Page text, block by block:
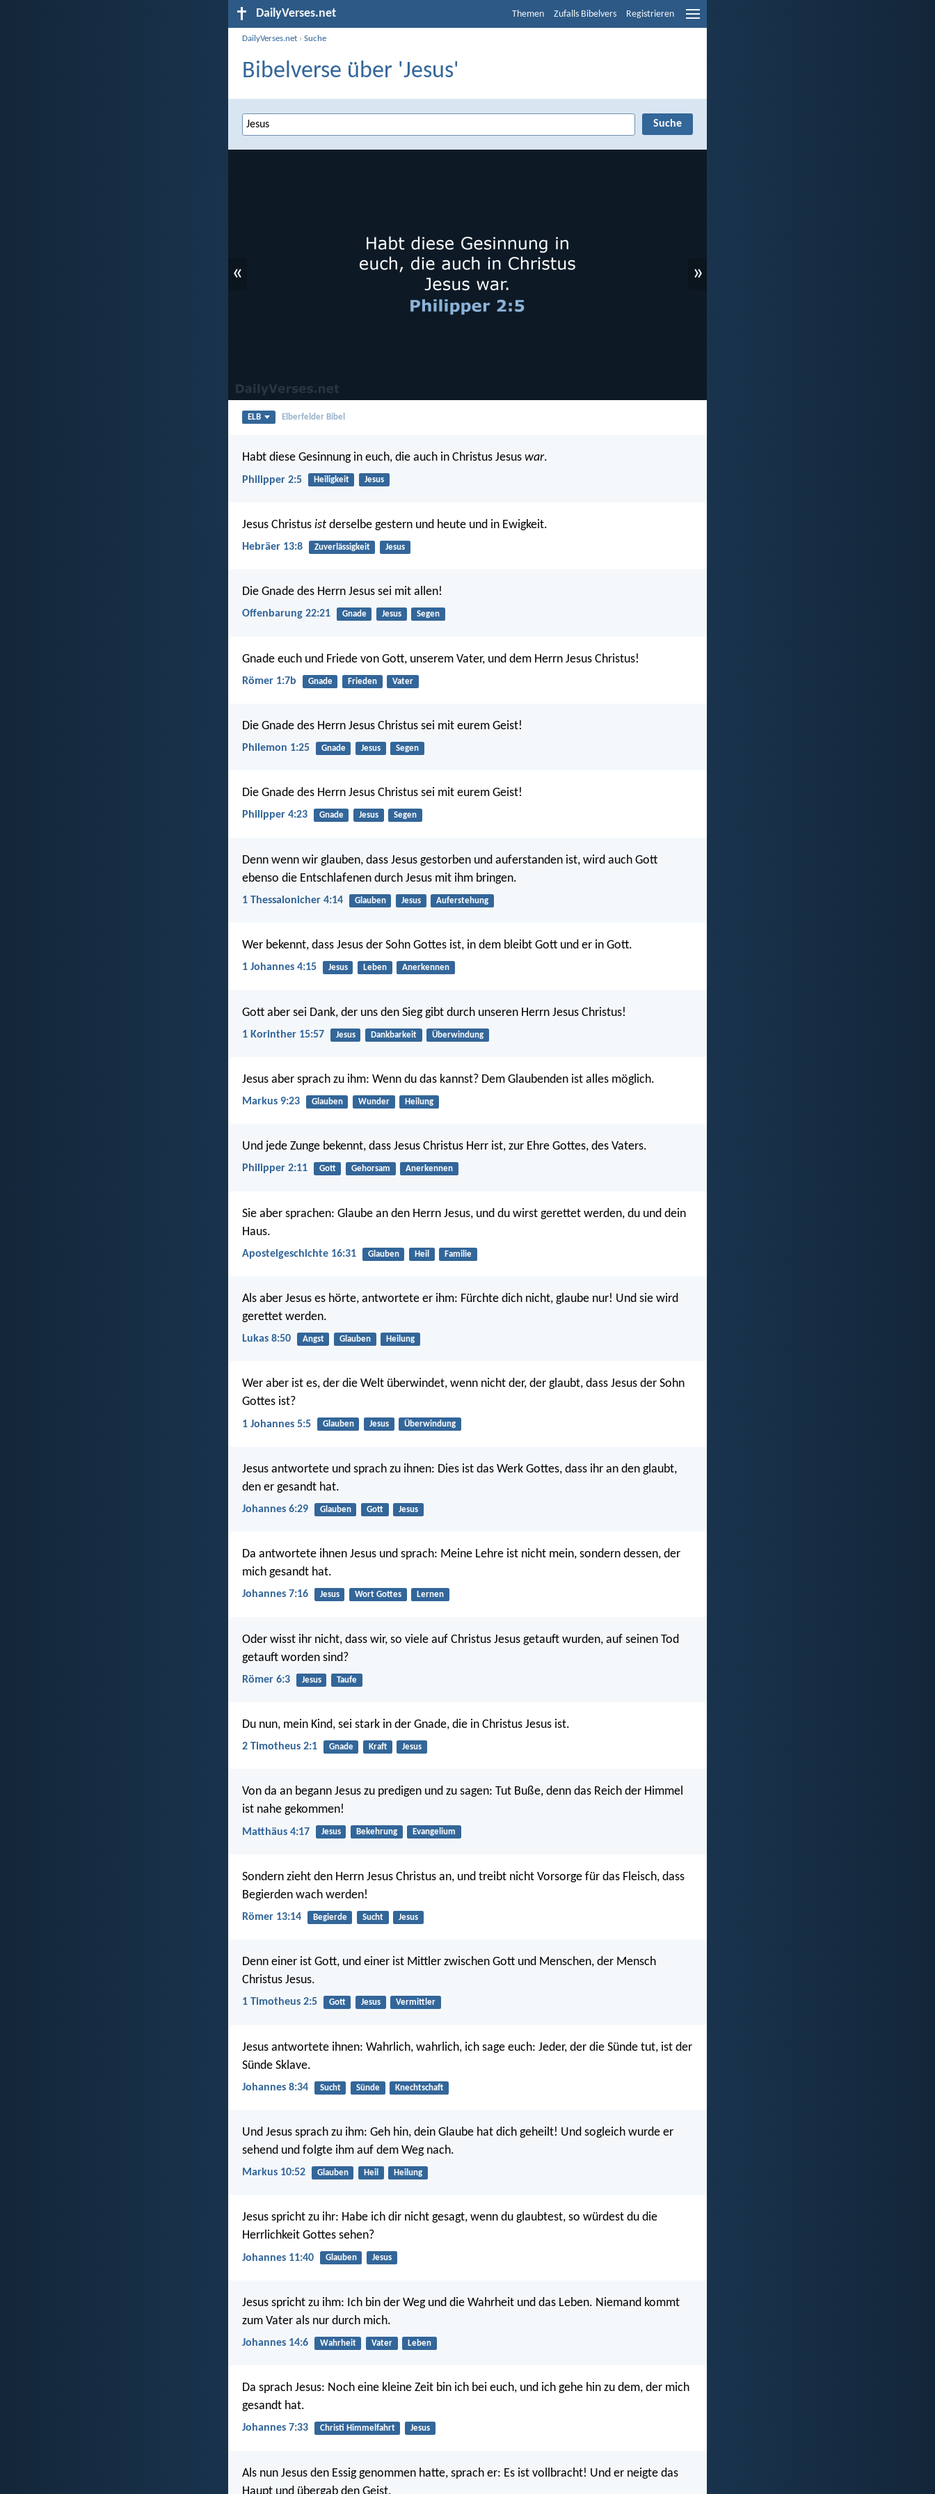
DailyVerses.net Themen Zufalls Bibelvers Registrieren
DailyVerses.net ›Suche
Bibelverse über 'Jesus'
« »
ELB Elberfelder Bibel
Habt diese Gesinnung in euch, die auch in Christus Jesus war.
Philipper 2:5 Heiligkeit Jesus
Jesus Christus ist derselbe gestern und heute und in Ewigkeit.
Hebräer 13:8 Zuverlässigkeit Jesus
Die Gnade des Herrn Jesus sei mit allen!
Offenbarung 22:21 Gnade Jesus Segen
Gnade euch und Friede von Gott, unserem Vater, und dem Herrn Jesus Christus!
Römer 1:7b Gnade Frieden Vater
Die Gnade des Herrn Jesus Christus sei mit eurem Geist!
Philemon 1:25 Gnade Jesus Segen
Die Gnade des Herrn Jesus Christus sei mit eurem Geist!
Philipper 4:23 Gnade Jesus Segen
Denn wenn wir glauben, dass Jesus gestorben und auferstanden ist, wird auch Gott
ebenso die Entschlafenen durch Jesus mit ihm bringen.
1 Thessalonicher 4:14 Glauben Jesus Auferstehung
Wer bekennt, dass Jesus der Sohn Gottes ist, in dem bleibt Gott und er in Gott.
1 Johannes 4:15 Jesus Leben Anerkennen
Gott aber sei Dank, der uns den Sieg gibt durch unseren Herrn Jesus Christus!
1 Korinther 15:57 Jesus Dankbarkeit Überwindung
Jesus aber sprach zu ihm: Wenn du das kannst? Dem Glaubenden ist alles möglich.
Markus 9:23 Glauben Wunder Heilung
Und jede Zunge bekennt, dass Jesus Christus Herr ist, zur Ehre Gottes, des Vaters.
Philipper 2:11 Gott Gehorsam Anerkennen
Sie aber sprachen: Glaube an den Herrn Jesus, und du wirst gerettet werden, du und dein
Haus.
Apostelgeschichte 16:31 Glauben Heil Familie
Als aber Jesus es hörte, antwortete er ihm: Fürchte dich nicht, glaube nur! Und sie wird
gerettet werden.
Lukas 8:50 Angst Glauben Heilung
Wer aber ist es, der die Welt überwindet, wenn nicht der, der glaubt, dass Jesus der Sohn
Gottes ist?
1 Johannes 5:5 Glauben Jesus Überwindung
Jesus antwortete und sprach zu ihnen: Dies ist das Werk Gottes, dass ihr an den glaubt,
den er gesandt hat.
Johannes 6:29 Glauben Gott Jesus
Da antwortete ihnen Jesus und sprach: Meine Lehre ist nicht mein, sondern dessen, der
mich gesandt hat.
Johannes 7:16 Jesus Wort Gottes Lernen
Oder wisst ihr nicht, dass wir, so viele auf Christus Jesus getauft wurden, auf seinen Tod
getauft worden sind?
Römer 6:3 Jesus Taufe
Du nun, mein Kind, sei stark in der Gnade, die in Christus Jesus ist.
2 Timotheus 2:1 Gnade Kraft Jesus
Von da an begann Jesus zu predigen und zu sagen: Tut Buße, denn das Reich der Himmel
ist nahe gekommen!
Matthäus 4:17 Jesus Bekehrung Evangelium
Sondern zieht den Herrn Jesus Christus an, und treibt nicht Vorsorge für das Fleisch, dass
Begierden wach werden!
Römer 13:14 Begierde Sucht Jesus
Denn einer ist Gott, und einer ist Mittler zwischen Gott und Menschen, der Mensch
Christus Jesus.
1 Timotheus 2:5 Gott Jesus Vermittler
Jesus antwortete ihnen: Wahrlich, wahrlich, ich sage euch: Jeder, der die Sünde tut, ist der
Sünde Sklave.
Johannes 8:34 Sucht Sünde Knechtschaft
Und Jesus sprach zu ihm: Geh hin, dein Glaube hat dich geheilt! Und sogleich wurde er
sehend und folgte ihm auf dem Weg nach.
Markus 10:52 Glauben Heil Heilung
Jesus spricht zu ihr: Habe ich dir nicht gesagt, wenn du glaubtest, so würdest du die
Herrlichkeit Gottes sehen?
Johannes 11:40 Glauben Jesus
Jesus spricht zu ihm: Ich bin der Weg und die Wahrheit und das Leben. Niemand kommt
zum Vater als nur durch mich.
Johannes 14:6 Wahrheit Vater Leben
Da sprach Jesus: Noch eine kleine Zeit bin ich bei euch, und ich gehe hin zu dem, der mich
gesandt hat.
Johannes 7:33 Christi Himmelfahrt Jesus
Als nun Jesus den Essig genommen hatte, sprach er: Es ist vollbracht! Und er neigte das
Haupt und übergab den Geist.